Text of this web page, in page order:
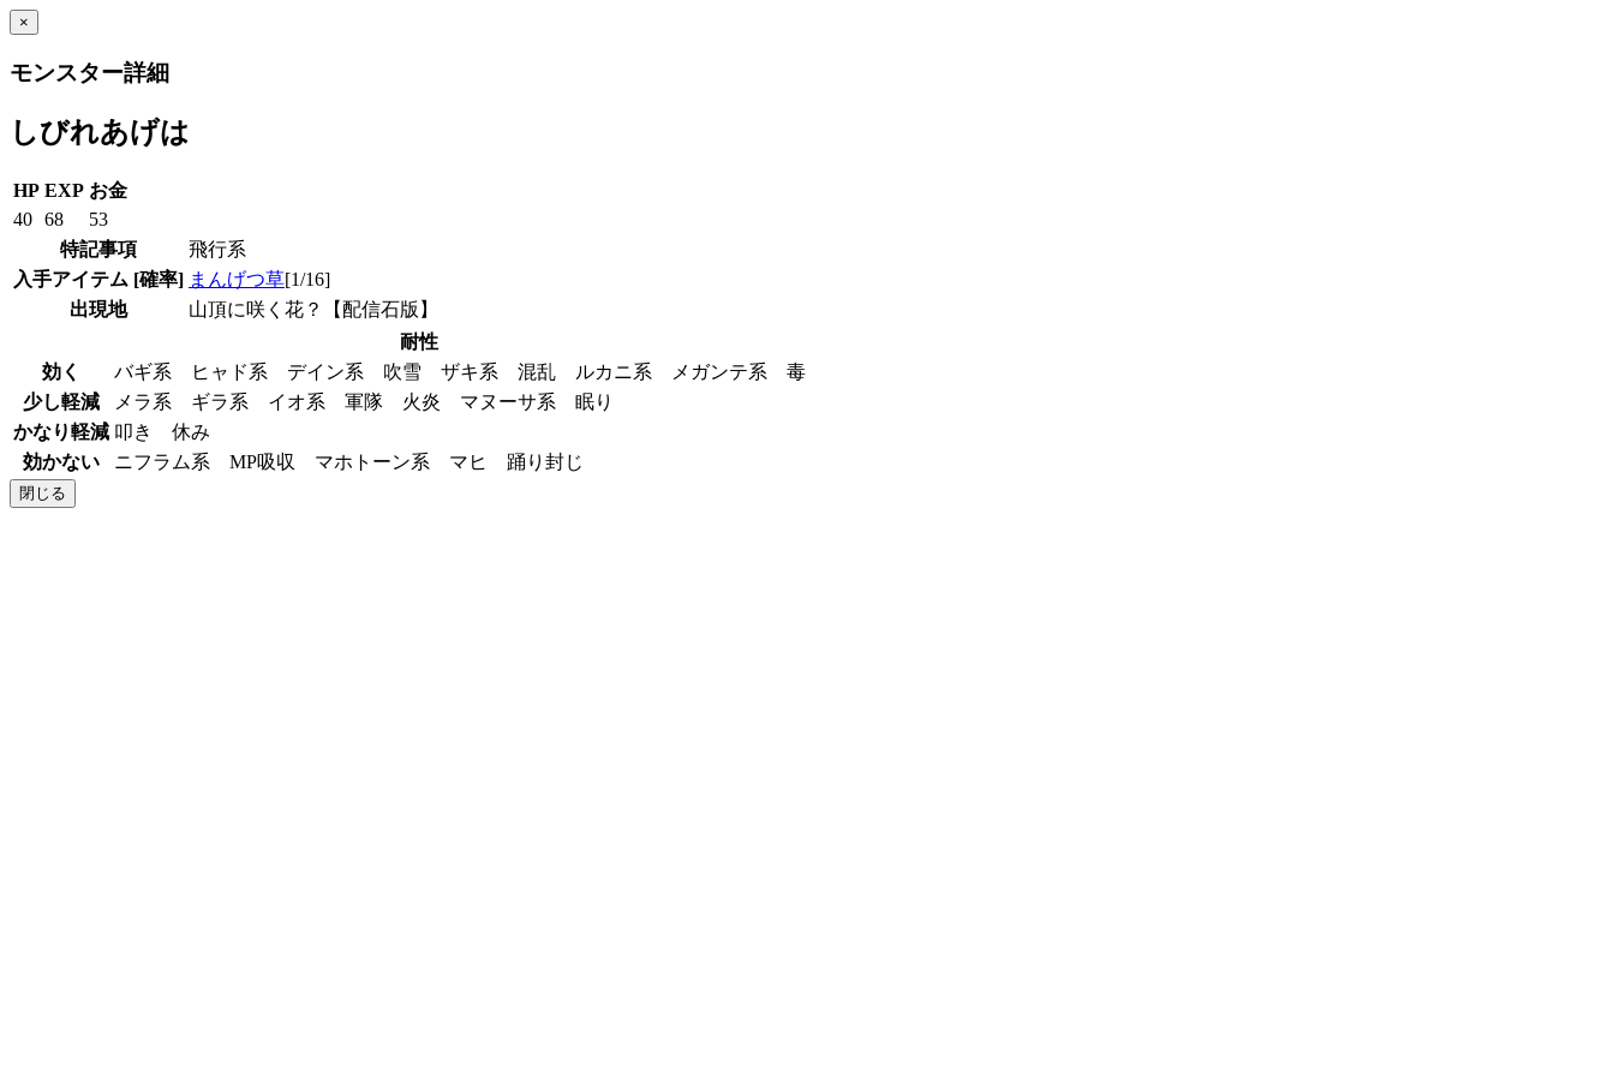
×
モンスター詳細
しびれあげは
HP EXP お金
40 68
53
特記事項
飛行系
入手アイテム [確率] まんげつ草[1/16]
出現地
山頂に咲く花？【配信石版】
耐性
効く
バギ系 ヒャド系 デイン系 吹雪 ザキ系 混乱 ルカニ系 メガンテ系 毒
少し軽減
メラ系 ギラ系 イオ系 軍隊 火炎 マヌーサ系 眠り
かなり軽減 叩き 休み
効かない
ニフラム系 MP吸収 マホトーン系 マヒ 踊り封じ
閉じる